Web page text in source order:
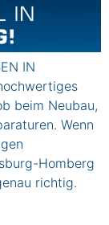
IN
beim Neubau,
Wenn
Homberg
richtig.